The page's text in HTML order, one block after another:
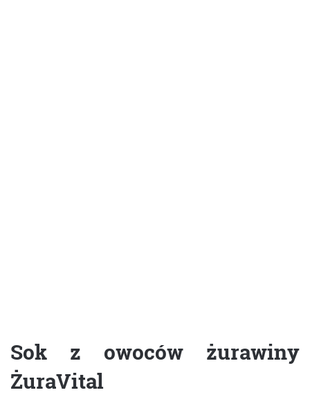
Sok z owoców żurawiny
ŻuraVital